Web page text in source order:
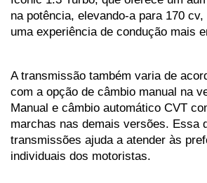
na potência, elevando-a para 170
uma experiência de condução mais
A transmissão também varia de
com a opção de câmbio manual na
Manual e câmbio automático CVT
marchas nas demais versões. Essa
transmissões ajuda a atender às
individuais dos motoristas.